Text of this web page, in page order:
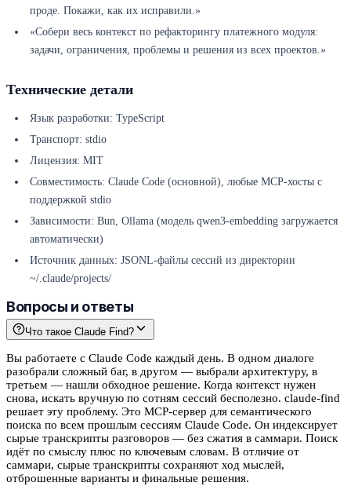
проде. Покажи, как их исправили.»
«Собери весь контекст по рефакторингу платежного модуля:
задачи, ограничения, проблемы и решения из всех проектов.»
Технические детали
Язык разработки: TypeScript
Транспорт: stdio
Лицензия: MIT
Совместимость: Claude Code (основной), любые MCP-хосты с
поддержкой stdio
Зависимости: Bun, Ollama (модель qwen3-embedding загружается
автоматически)
Источник данных: JSONL-файлы сессий из директории
~/.claude/projects/
Вопросы и ответы
Что такое Claude Find?
Вы работаете с Claude Code каждый день. В одном диалоге
разобрали сложный баг, в другом — выбрали архитектуру, в
третьем — нашли обходное решение. Когда контекст нужен
снова, искать вручную по сотням сессий бесполезно. claude-find
решает эту проблему. Это MCP-сервер для семантического
поиска по всем прошлым сессиям Claude Code. Он индексирует
сырые транскрипты разговоров — без сжатия в саммари. Поиск
идёт по смыслу плюс по ключевым словам. В отличие от
саммари, сырые транскрипты сохраняют ход мыслей,
отброшенные варианты и финальные решения.